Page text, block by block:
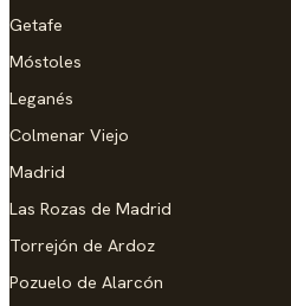
Getafe
Móstoles
Leganés
Colmenar Viejo
Madrid
Las Rozas de Madrid
Torrejón de Ardoz
Pozuelo de Alarcón